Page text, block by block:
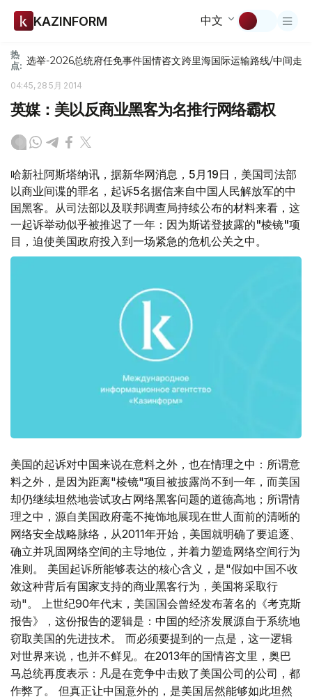
KAZINFORM 中文
热
点: 选举-2026总统府任免事件国情咨文跨里海国际运输路线/中间走廊
04:45, 28 5月 2014
英媒：美以反商业黑客为名推行网络霸权
哈新社阿斯塔纳讯，据新华网消息，5月19日，美国司法部
以商业间谍的罪名，起诉5名据信来自中国人民解放军的中
国黑客。从司法部以及联邦调查局持续公布的材料来看，这
一起诉举动似乎被推迟了一年：因为斯诺登披露的"棱镜"项
目，迫使美国政府投入到一场紧急的危机公关之中。
美国的起诉对中国来说在意料之外，也在情理之中：所谓意
料之外，是因为距离"棱镜"项目被披露尚不到一年，而美国
却仍继续坦然地尝试攻占网络黑客问题的道德高地；所谓情
理之中，源自美国政府毫不掩饰地展现在世人面前的清晰的
网络安全战略脉络，从2011年开始，美国就明确了要追逐、
确立并巩固网络空间的主导地位，并着力塑造网络空间行为
准则。 美国起诉所能够表达的核心含义，是"假如中国不收
敛这种背后有国家支持的商业黑客行为，美国将采取行
动"。 上世纪90年代末，美国国会曾经发布著名的《考克斯
报告》，这份报告的逻辑是：中国的经济发展源自于系统地
窃取美国的先进技术。 而必须要提到的一点是，这一逻辑
对世界来说，也并不鲜见。在2013年的国情咨文里，奥巴
马总统再度表示：凡是在竞争中击败了美国公司的公司，都
作弊了。 但真正让中国意外的，是美国居然能够如此坦然